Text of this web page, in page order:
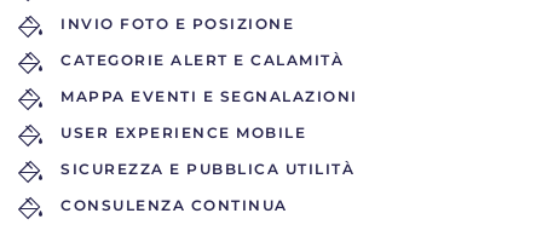
INVIO FOTO E POSIZIONE
CATEGORIE ALERT E CALAMITÀ
MAPPA EVENTI E SEGNALAZIONI
USER EXPERIENCE MOBILE
SICUREZZA E PUBBLICA UTILITÀ
CONSULENZA CONTINUA